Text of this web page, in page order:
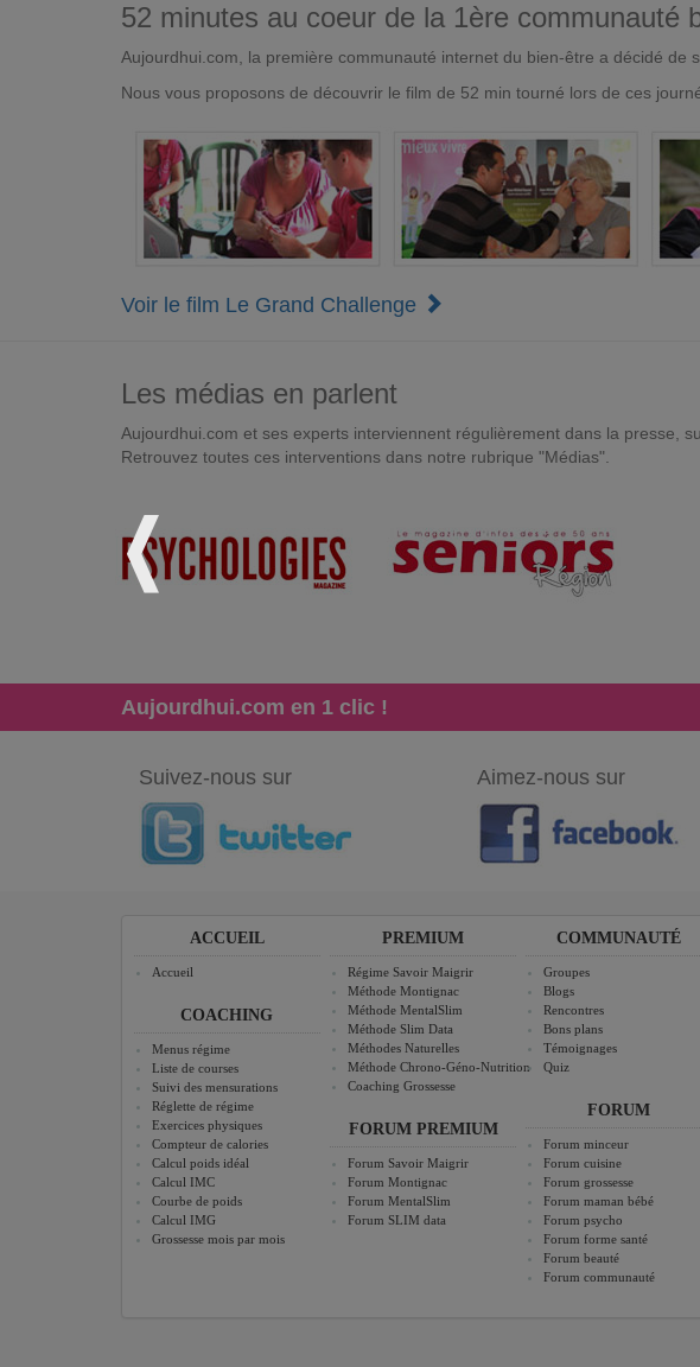
52 minutes au coeur de la 1ère communauté
Aujourdhui.com, la première communauté internet du bien-être a décidé de
Nous vous proposons de découvrir le film de 52 min tourné lors de ces
Voir le film Le Grand Challenge
Les médias en parlent
Aujourdhui.com et ses experts interviennent régulièrement dans la presse,
Retrouvez toutes ces interventions dans notre rubrique "Médias".
Aujourdhui.com en 1 clic !
Suivez-nous sur Aimez-nous sur
ACCUEIL
Accueil
COACHING
Menus régime
Liste de courses
Suivi des mensurations
Réglette de régime
Exercices physiques
Compteur de calories
Calcul poids idéal
Calcul IMC
Courbe de poids
Calcul IMG
Grossesse mois par mois
PREMIUM
Régime Savoir Maigrir
Méthode Montignac
Méthode MentalSlim
Méthode Slim Data
Méthodes Naturelles
Méthode Chrono-Géno-Nutrition
Coaching Grossesse
FORUM PREMIUM
Forum Savoir Maigrir
Forum Montignac
Forum MentalSlim
Forum SLIM data
COMMUNAUTÉ
Groupes
Blogs
Rencontres
Bons plans
Témoignages
Quiz
FORUM
Forum minceur
Forum cuisine
Forum grossesse
Forum maman bébé
Forum psycho
Forum forme santé
Forum beauté
Forum communauté